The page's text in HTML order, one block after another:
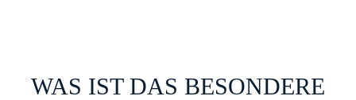
WAS IST DAS BESONDERE